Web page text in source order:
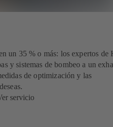
un 35 % o más: los expertos de
y sistemas de bombeo a un
de optimización y las
servicio